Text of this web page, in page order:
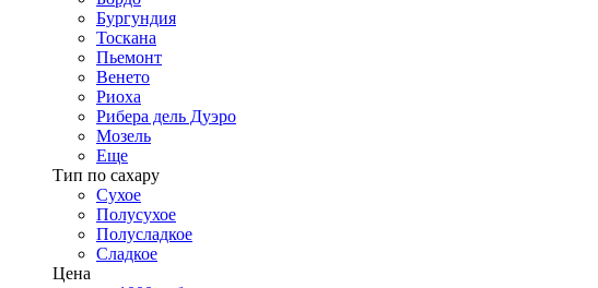
Бургундия
Тоскана
Пьемонт
Венето
Риоха
Рибера дель Дуэро
Мозель
Еще
Тип по сахару
Сухое
Полусухое
Полусладкое
Сладкое
Цена